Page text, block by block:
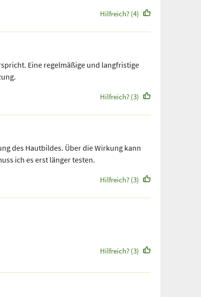
Hilfreich? (4)
Eine regelmäßige und langfristige
Hilfreich? (3)
des Hautbildes. Über die Wirkung kann
ich es erst länger testen.
Hilfreich? (3)
Hilfreich? (3)